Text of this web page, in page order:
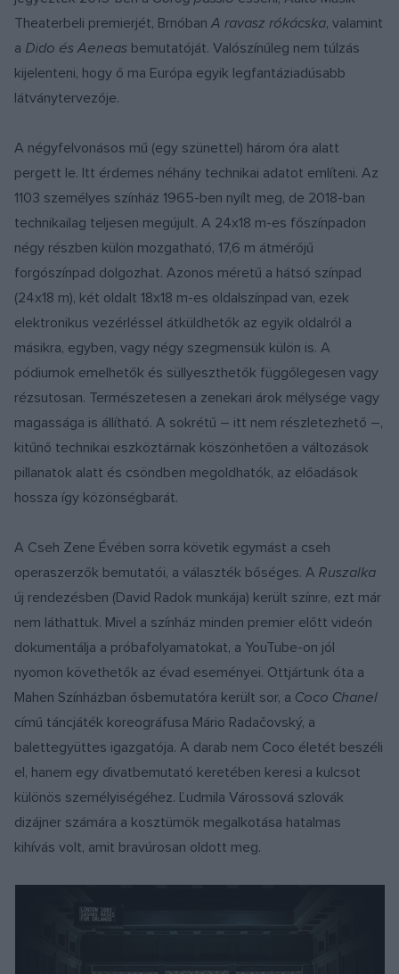
Theaterbeli premierjét, BrnóbanA ravasz rókácska, valamint
a Dido és Aeneas bemutatóját. Valószínűleg nem túlzás
kijelenteni, hogy ő ma Európa egyik legfantáziadúsabb
látványtervezője.
A négyfelvonásos mű (egy szünettel) három óra alatt
pergett le. Itt érdemes néhány technikai adatot említeni. Az
1103 személyes színház 1965-ben nyílt meg, de 2018-ban
technikailag teljesen megújult. A 24x18 m-es főszínpadon
négy részben külön mozgatható, 17,6 m átmérőjű
forgószínpad dolgozhat. Azonos méretű a hátsó színpad
(24x18 m), két oldalt 18x18 m-es oldalszínpad van, ezek
elektronikus vezérléssel átküldhetők az egyik oldalról a
másikra, egyben, vagy négy szegmensük külön is. A
pódiumok emelhetők és süllyeszthetők függőlegesen vagy
rézsutosan. Természetesen a zenekari árok mélysége vagy
magassága is állítható. A sokrétű – itt nem részletezhető –,
kitűnő technikai eszköztárnak köszönhetően a változások
pillanatok alatt és csöndben megoldhatók, az előadások
hossza így közönségbarát.
A Cseh Zene Évében sorra követik egymást a cseh
operaszerzők bemutatói, a választék bőséges. A Ruszalka
új rendezésben (David Radok munkája) került színre, ezt már
nem láthattuk. Mivel a színház minden premier előtt videón
dokumentálja a próbafolyamatokat, a YouTube-on jól
nyomon követhetők az évad eseményei. Ottjártunk óta a
Mahen Színházban ősbemutatóra került sor, a Coco Chanel
című táncjáték koreográfusa Mário Radačovský, a
balettegyüttes igazgatója. A darab nem Coco életét beszéli
el, hanem egy divatbemutató keretében keresi a kulcsot
különös személyiségéhez. Ľudmila Várossová szlovák
dizájner számára a kosztümök megalkotása hatalmas
kihívás volt, amit bravúrosan oldott meg.